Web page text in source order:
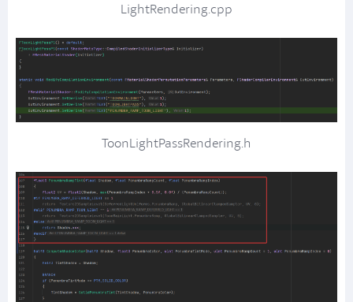
LightRendering.cpp
ToonLightPassRendering.h